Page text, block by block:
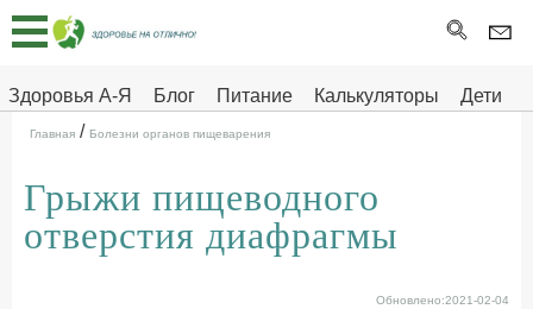
Здоровья А-Я Блог Питание Калькуляторы
Дети
Здоровье на отлично
Главная
Тесты
Про
ДЕТЯМ
Главная / Болезни органов пищеварения
Грыжи пищеводного
отверстия диафрагмы
Обновлено:2021-02-04